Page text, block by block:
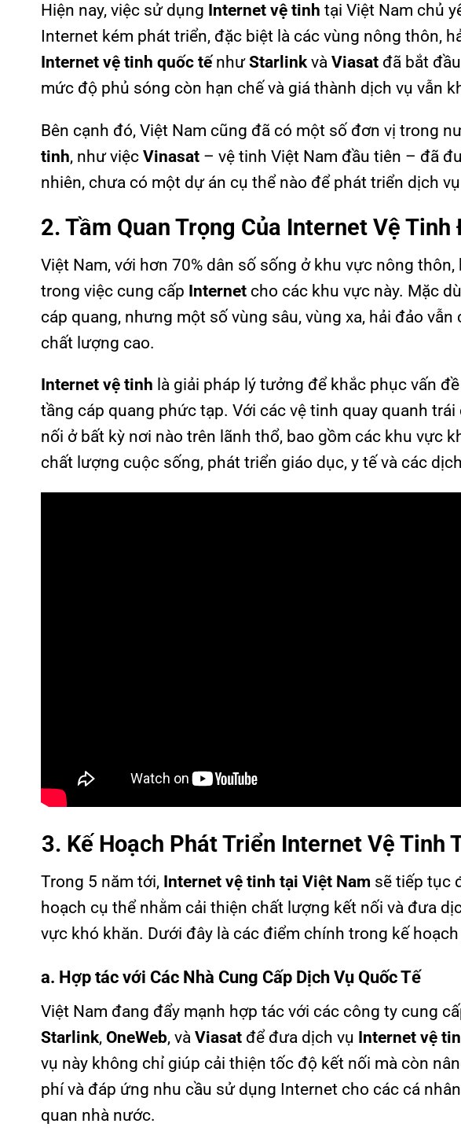
Hiện nay, việc sử dụng Internet vệ tinh tại Việt Nam chủ
Internet kém phát triển, đặc biệt là các vùng nông thôn,
Internet vệ tinh quốc tếnhưStarlinkvà Viasat đã bắt
mức độ phủ sóng còn hạn chế và giá thành dịch vụ vẫn
Bên cạnh đó, Việt Nam cũng đã có một số đơn vị trong
tinh, như việc Vinasat – vệ tinh Việt Nam đầu tiên – đã
nhiên, chưa có một dự án cụ thể nào để phát triển dịch vụ
2. Tầm Quan Trọng Của Internet Vệ
Việt Nam, với hơn 70% dân số sống ở khu vực nông
trong việc cung cấp Internet cho các khu vực này. Mặc
cáp quang, nhưng một số vùng sâu, vùng xa, hải đảo
chất lượng cao.
Internet vệ tinh là giải pháp lý tưởng để khắc phục vấn
tầng cáp quang phức tạp. Với các vệ tinh quay quanh trái
nối ở bất kỳ nơi nào trên lãnh thổ, bao gồm các khu vực
chất lượng cuộc sống, phát triển giáo dục, y tế và các
3. Kế Hoạch Phát Triển Internet Vệ Tinh
Trong 5 năm tới, Internet vệ tinh tại Việt Nam sẽ tiếp tục
hoạch cụ thể nhằm cải thiện chất lượng kết nối và đưa
vực khó khăn. Dưới đây là các điểm chính trong kế
a. Hợp tác với Các Nhà Cung Cấp Dịch Vụ Quốc Tế
Việt Nam đang đẩy mạnh hợp tác với các công ty cung
Starlink, OneWeb, và Viasat để đưa dịch vụ Internet vệ
vụ này không chỉ giúp cải thiện tốc độ kết nối mà còn
phí và đáp ứng nhu cầu sử dụng Internet cho các cá
quan nhà nước.